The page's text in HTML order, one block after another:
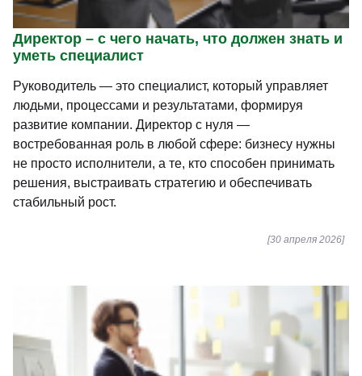
Директор – с чего начать, что должен знать и
уметь специалист
Руководитель — это специалист, который управляет
людьми, процессами и результатами, формируя
развитие компании. Директор с нуля —
востребованная роль в любой сфере: бизнесу нужны
не просто исполнители, а те, кто способен принимать
решения, выстраивать стратегию и обеспечивать
стабильный рост.
[30 апреля 2026]